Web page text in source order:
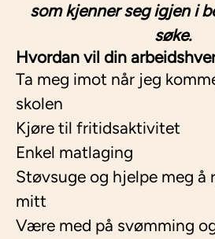
som kjenner seg igjen i
søke.
Hvordan vil din
Ta meg imot når jeg
skolen
Kjøre til fritidsaktivitet
Enkel matlaging
Støvsuge og hjelpe meg å
mitt
Være med på svømming